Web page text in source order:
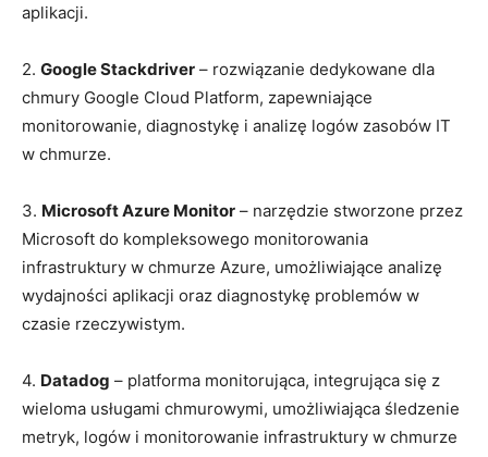
aplikacji.
2. Google Stackdriver – rozwiązanie dedykowane dla
chmury ‌Google​ Cloud Platform, zapewniające
monitorowanie, diagnostykę i analizę logów zasobów IT
‍w chmurze.
3.⁣ Microsoft Azure Monitor – narzędzie⁤ stworzone⁣ przez
Microsoft‍ do kompleksowego monitorowania
infrastruktury w chmurze⁣ Azure, umożliwiające analizę
⁤wydajności aplikacji oraz⁢ diagnostykę problemów‌ w
czasie ⁤rzeczywistym.
4. Datadog – platforma monitorująca, integrująca się‌ z
wieloma usługami chmurowymi,‍ umożliwiająca⁢ śledzenie
metryk, logów i monitorowanie infrastruktury w chmurze‍